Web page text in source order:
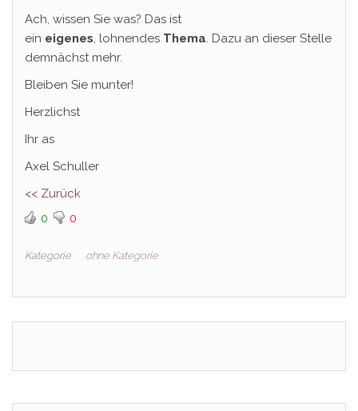
Ach, wissen Sie was? Das ist
ein eigenes, lohnendes Thema. Dazu an dieser Stelle
demnächst mehr.
Bleiben Sie munter!
Herzlichst
Ihr as
Axel Schuller
<< Zurück
0 0
Kategorie ohne Kategorie